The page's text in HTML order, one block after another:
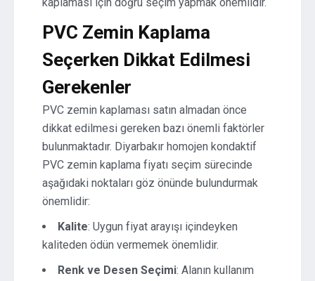
PVC Zemin Kaplama
Seçerken Dikkat Edilmesi
Gerekenler
PVC zemin kaplaması satın almadan önce
dikkat edilmesi gereken bazı önemli faktörler
bulunmaktadır. Diyarbakır homojen kondaktif
PVC zemin kaplama fiyatı seçim sürecinde
aşağıdaki noktaları göz önünde bulundurmak
önemlidir:
Kalite: Uygun fiyat arayışı içindeyken
kaliteden ödün vermemek önemlidir.
Renk ve Desen Seçimi: Alanın kullanım